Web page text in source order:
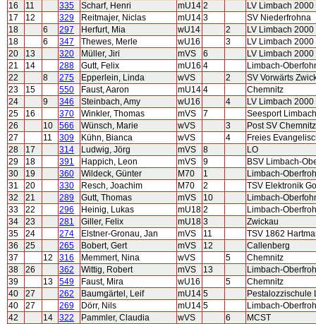
16
11 335 Scharf, Henri mU14 2
LV Limbach 2000
17
12 329 Reitmajer, Niclas mU14 3
SV Niederfrohna
18
6 297 Herfurt, Mia wU14 2
LV Limbach 2000
18
6 347 Thewes, Merle wU16 3
LV Limbach 2000
20
13 320 Müller, Jiri mVS 6
LV Limbach 2000
21
14 288 Gutt, Felix mU16 4
Limbach-
22
8 275 Epperlein, Linda wVS 2
SV Vorwärts
23
15 550 Faust, Aaron mU14 4
Chemnitz
24
9 346 Steinbach, Amy wU16 4
LV Limbach 2000
25
16 370 Winkler, Thomas mVS 7
Seesport Limbach
26
10 566 Wünsch, Marie wVS 3
Post SV Chemnitz
27
11 309 Kühn, Bianca wVS 4
Freies
28
17 314 Ludwig, Jörg mVS 8
LO
29
18 391 Happich, Leon mVS 9
BSV Limbach-
30
19 360 Wildeck, Günter M70 1
Limbach-
31
20 330 Resch, Joachim M70 2
TSV Elektronik
32
21 289 Gutt, Thomas mVS 10
Limbach-
33
22 296 Heinig, Lukas mU18 2
Limbach-
34
23 281 Giller, Felix mU18 3
Zwickau
35
24 274 Elstner-Gronau, Jan mVS 11
TSV 1862
36
25 265 Bobert, Gert mVS 12
Callenberg
37
12 316 Memmert, Nina wVS 5
Chemnitz
38
26 362 Wittig, Robert mVS 13
Limbach-
39
13 549 Faust, Mira wU16 5
Chemnitz
40
27 262 Baumgärtel, Leif mU14 5
Pestalozzischule
40
27 269 Dörr, Nils mU14 5
Limbach-
42
14 322 Pammler, Claudia wVS 6
MCST